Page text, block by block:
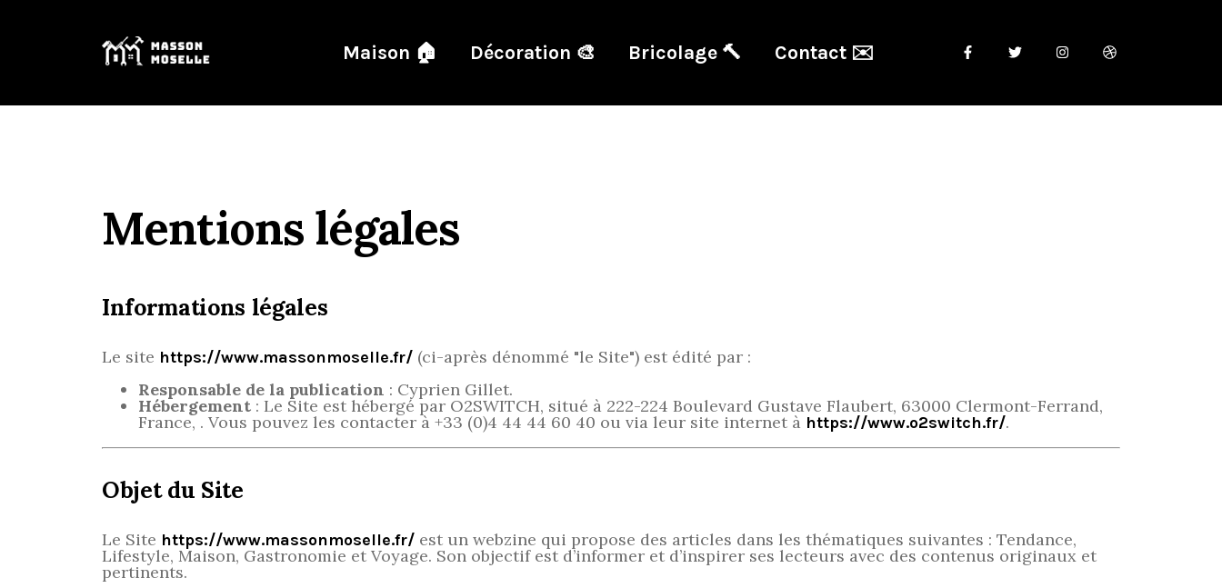
Maison 🏠 Décoration 🎨 Bricolage 🔨 Contact ✉️
Mentions légales
Informations légales
Le site https://www.massonmoselle.fr/ (ci-après dénommé "le Site") est édité par :
Responsable de la publication : Cyprien Gillet.
Hébergement : Le Site est hébergé par O2SWITCH, situé à 222-224 Boulevard Gustave Flaubert, 63000 Clermont-Ferrand,
France, . Vous pouvez les contacter à +33 (0)4 44 44 60 40 ou via leur site internet à https://www.o2switch.fr/.
Objet du Site
Le Site https://www.massonmoselle.fr/ est un webzine qui propose des articles dans les thématiques suivantes : Tendance,
Lifestyle, Maison, Gastronomie et Voyage. Son objectif est d’informer et d’inspirer ses lecteurs avec des contenus originaux et
pertinents.